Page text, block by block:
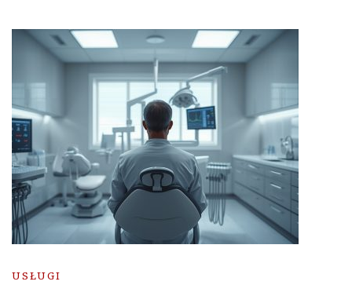
USŁUGI